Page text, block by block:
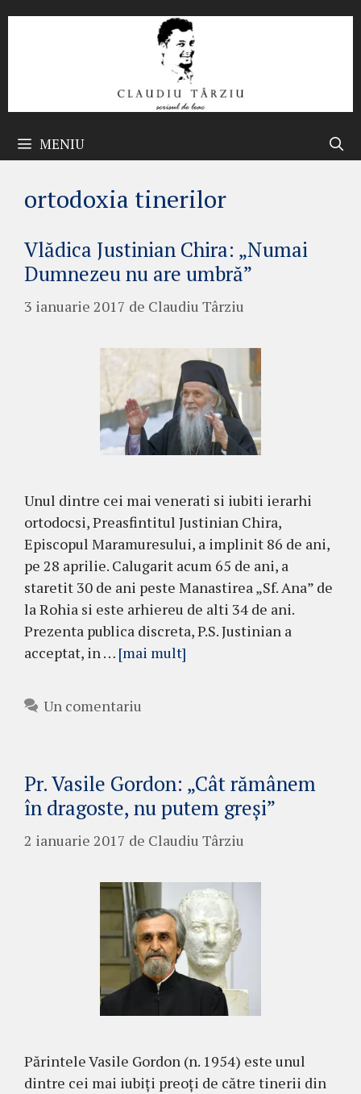
MENIU
ortodoxia tinerilor
Vlădica Justinian Chira: „Numai
Dumnezeu nu are umbră”
3 ianuarie 2017 de Claudiu Târziu
Unul dintre cei mai venerati si iubiti ierarhi
ortodocsi, Preasfintitul Justinian Chira,
Episcopul Maramuresului, a implinit 86 de ani,
pe 28 aprilie. Calugarit acum 65 de ani, a
staretit 30 de ani peste Manastirea „Sf. Ana” de
la Rohia si este arhiereu de alti 34 de ani.
Prezenta publica discreta, P.S. Justinian a
acceptat, in … [mai mult]
Un comentariu
Pr. Vasile Gordon: „Cât rămânem
în dragoste, nu putem greşi”
2 ianuarie 2017 de Claudiu Târziu
Părintele Vasile Gordon (n. 1954) este unul
dintre cei mai iubiţi preoţi de către tinerii din